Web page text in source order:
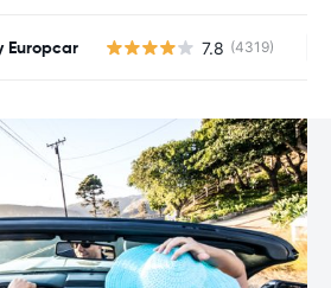
Europcar 7.8 (4319)